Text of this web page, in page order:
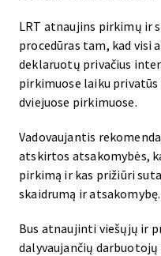
LRT atnaujins pirkimų ir
procedūras tam, kad visi
deklaruotų privačius
pirkimuose laiku
dviejuose pirkimuose.
Vadovaujantis
atskirtos atsakomybės,
pirkimą ir kas prižiūri
skaidrumą ir atsakomybę.
Bus atnaujinti viešųjų ir
dalyvaujančių